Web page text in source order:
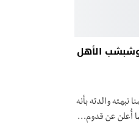
وشبشب الأهل
والدته بأنه
أُعلن عن قدوم…